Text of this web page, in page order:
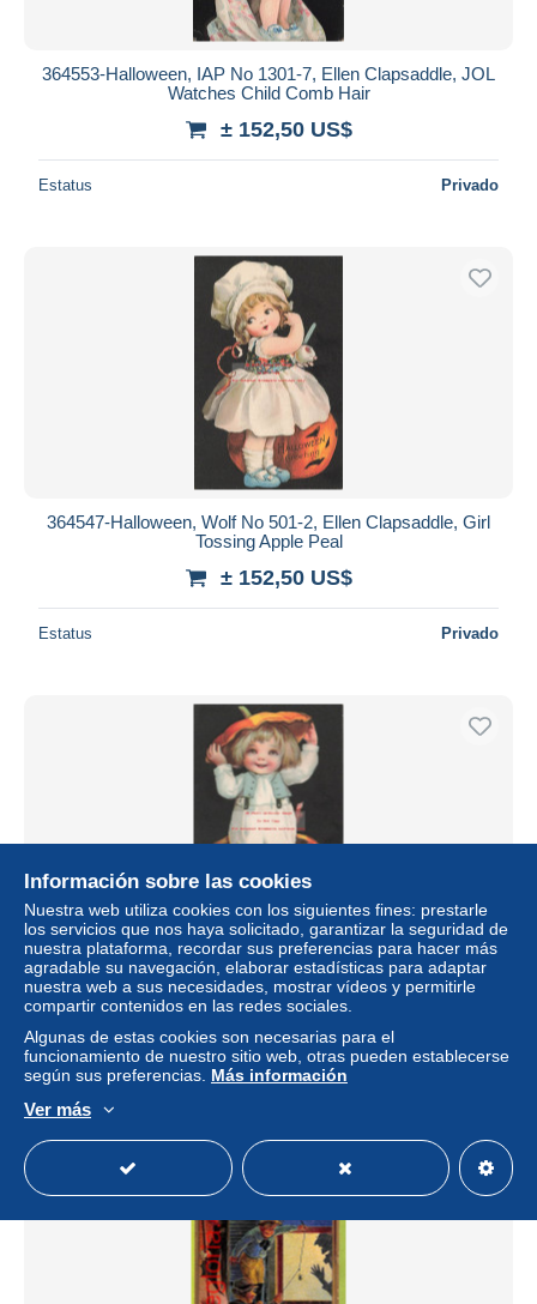
364553-Halloween, IAP No 1301-7, Ellen Clapsaddle, JOL
Watches Child Comb Hair
± 152,50 US$
Estatus Privado
364547-Halloween, Wolf No 501-2, Ellen Clapsaddle, Girl
Tossing Apple Peal
± 152,50 US$
Estatus Privado
364545-Halloween, Wolf No 501-1, Ellen Clapsaddle, Child
Standing in Jack o Lantern
± 152,50 US$
Estatus
Información sobre las cookies
Nuestra web utiliza cookies con los siguientes fines: prestarle
los servicios que nos haya solicitado, garantizar la seguridad de
nuestra plataforma, recordar sus preferencias para hacer más
agradable su navegación, elaborar estadísticas para adaptar
nuestra web a sus necesidades, mostrar vídeos y permitirle
compartir contenidos en las redes sociales.
Algunas de estas cookies son necesarias para el
funcionamiento de nuestro sitio web, otras pueden establecerse
según sus preferencias. Más información
Ver más